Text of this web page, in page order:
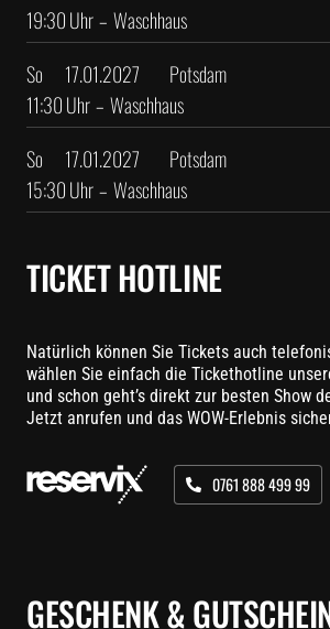
19:30 Uhr– Waschhaus
So 17.01.2027
Potsdam
11:30 Uhr– Waschhaus
So 17.01.2027
Potsdam
15:30 Uhr– Waschhaus
TICKET HOTLINE
Natürlich können Sie Tickets auch
wählen Sie einfach die Tickethotline
und schon geht’s direkt zur besten Show
Jetzt anrufen und das WOW-Erlebnis
0761 888 499 99
GESCHENK &